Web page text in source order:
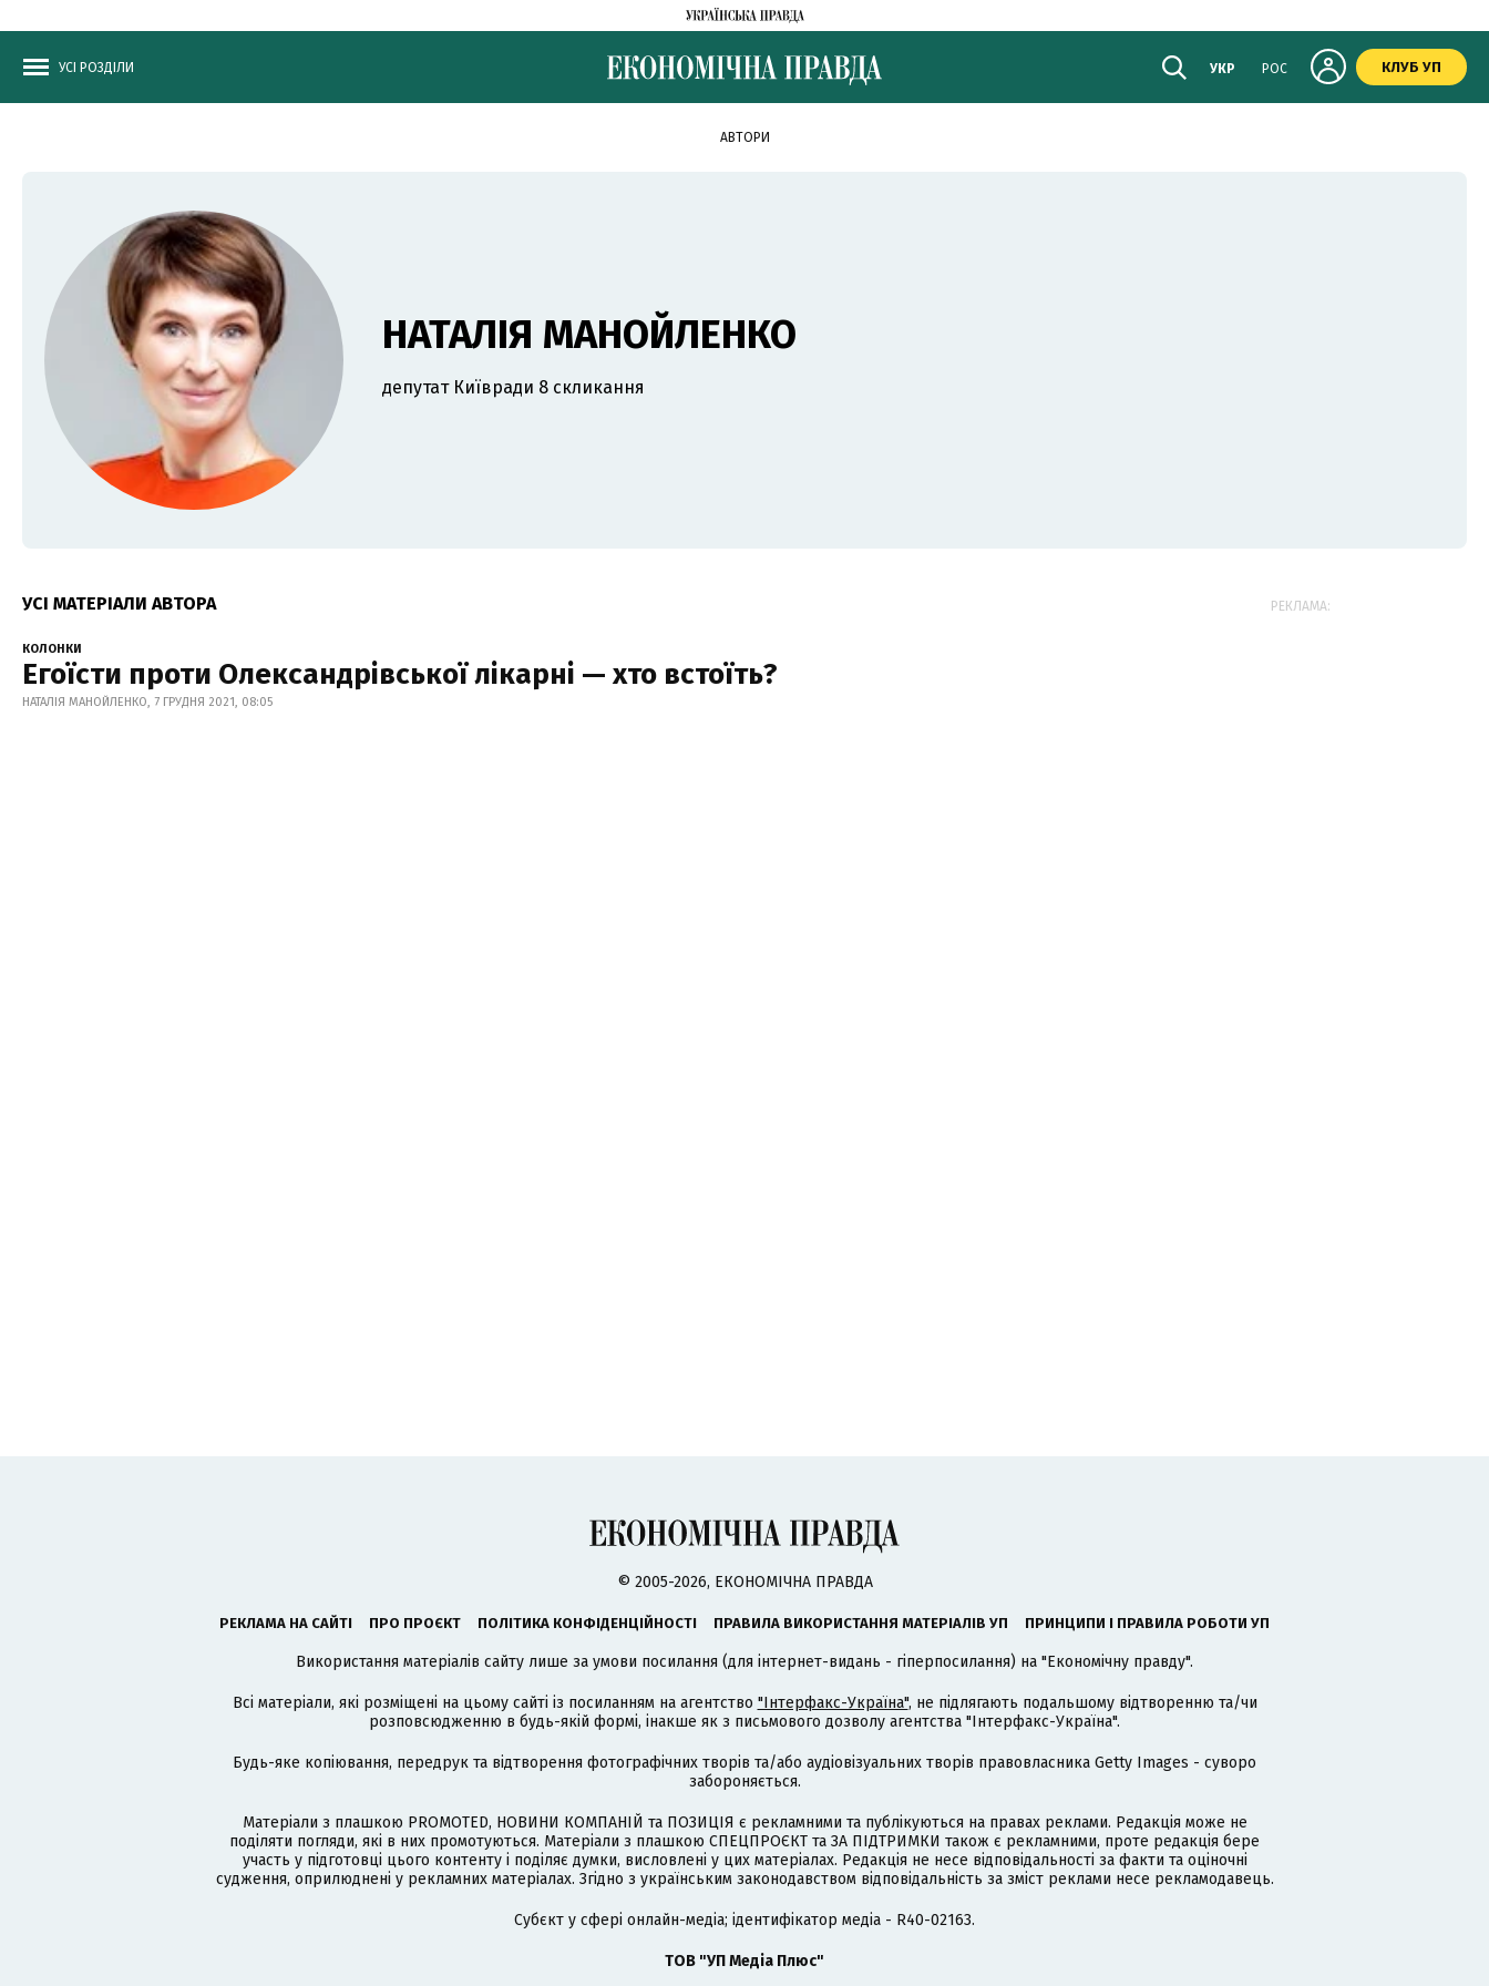
УСІ РОЗДІЛИ УКР РОС КЛУБ УП
АВТОРИ
НАТАЛІЯ МАНОЙЛЕНКО
депутат Київради 8 скликання
УСІ МАТЕРІАЛИ АВТОРА
КОЛОНКИ
Егоїсти проти Олександрівської лікарні — хто встоїть?
НАТАЛІЯ МАНОЙЛЕНКО, 7 ГРУДНЯ 2021, 08:05
РЕКЛАМА:
© 2005-2026, ЕКОНОМІЧНА ПРАВДА
РЕКЛАМА НА САЙТІ ПРО ПРОЄКТ ПОЛІТИКА КОНФІДЕНЦІЙНОСТІ ПРАВИЛА ВИКОРИСТАННЯ МАТЕРІАЛІВ УП ПРИНЦИПИ І ПРАВИЛА РОБОТИ УП
Використання матеріалів сайту лише за умови посилання (для інтернет-видань - гіперпосилання) на "Економічну правду".
Всі матеріали, які розміщені на цьому сайті із посиланням на агентство "Інтерфакс-Україна", не підлягають подальшому відтворенню та/чи
розповсюдженню в будь-якій формі, інакше як з письмового дозволу агентства "Інтерфакс-Україна".
Будь-яке копіювання, передрук та відтворення фотографічних творів та/або аудіовізуальних творів правовласника Getty Images - суворо
забороняється.
Матеріали з плашкою PROMOTED, НОВИНИ КОМПАНІЙ та ПОЗИЦІЯ є рекламними та публікуються на правах реклами. Редакція може не
поділяти погляди, які в них промотуються. Матеріали з плашкою СПЕЦПРОЄКТ та ЗА ПІДТРИМКИ також є рекламними, проте редакція бере
участь у підготовці цього контенту і поділяє думки, висловлені у цих матеріалах. Редакція не несе відповідальності за факти та оціночні
судження, оприлюднені у рекламних матеріалах. Згідно з українським законодавством відповідальність за зміст реклами несе рекламодавець.
Cубєкт у сфері онлайн-медіа; ідентифікатор медіа - R40-02163.
ТОВ "УП Медіа Плюс"